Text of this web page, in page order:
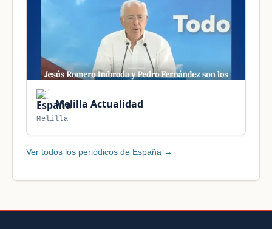
Melilla Actualidad
Melilla
Ver todos los periódicos de España →